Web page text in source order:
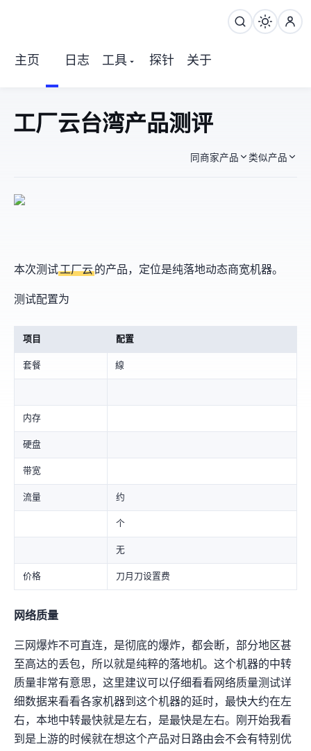
主页 日志 工具 探针 关于
Fachost工厂云 台湾So-Net产品 测评
同商家产品 类似产品
本次测试FacHost工厂云的TW-SoNet产品，定位是纯落地动态商宽IP机器。
测试配置为
项目 配置
套餐 SoNet-VDS-1線
内存
硬盘
带宽
流量 5 TB / week,约 20 TB / month
1 个 IPv4
无
价格 45.99刀/月+3.00刀设置费
网络质量
三网爆炸不可直连，是彻底的爆炸，SSH都会断，部分地区甚
至高达50%的丢包，所以就是纯粹的落地机。这个机器的中转
质量非常有意思，这里建议可以仔细看看网络质量测试详
细数据来看看各家机器到这个机器的延时，HK最快大约在30ms左
右，TW本地中转最快就是10ms左右，JP是最快是40ms左右。刚开始我看
到是Sony上游的时候就在想这个产品对日路由会不会有特别优